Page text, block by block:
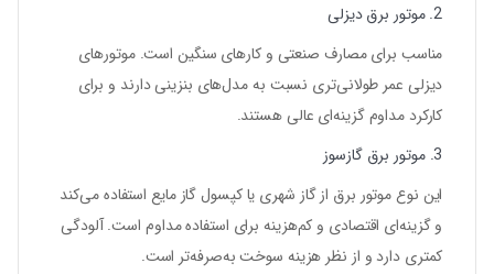
2. موتور برق دیزلی
مناسب برای مصارف صنعتی و کارهای سنگین است. موتورهای
دیزلی عمر طولانی‌تری نسبت به مدل‌های بنزینی دارند و برای
کارکرد مداوم گزینه‌ای عالی هستند.
3. موتور برق گازسوز
این نوع موتور برق از گاز شهری یا کپسول گاز مایع استفاده می‌کند
و گزینه‌ای اقتصادی و کم‌هزینه برای استفاده مداوم است. آلودگی
کمتری دارد و از نظر هزینه سوخت به‌صرفه‌تر است.